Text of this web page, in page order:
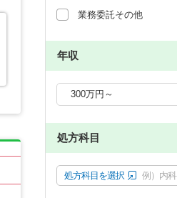
業務委託その他
年収
処方科目
処方科目を選択 例）内科